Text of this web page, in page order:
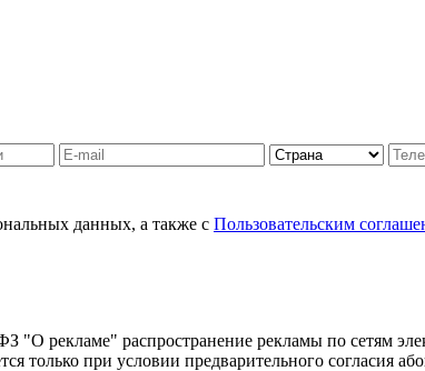
данных, а также с Пользовательским
"О рекламе" распространение рекламы по сетям
только при условии предварительного согласия